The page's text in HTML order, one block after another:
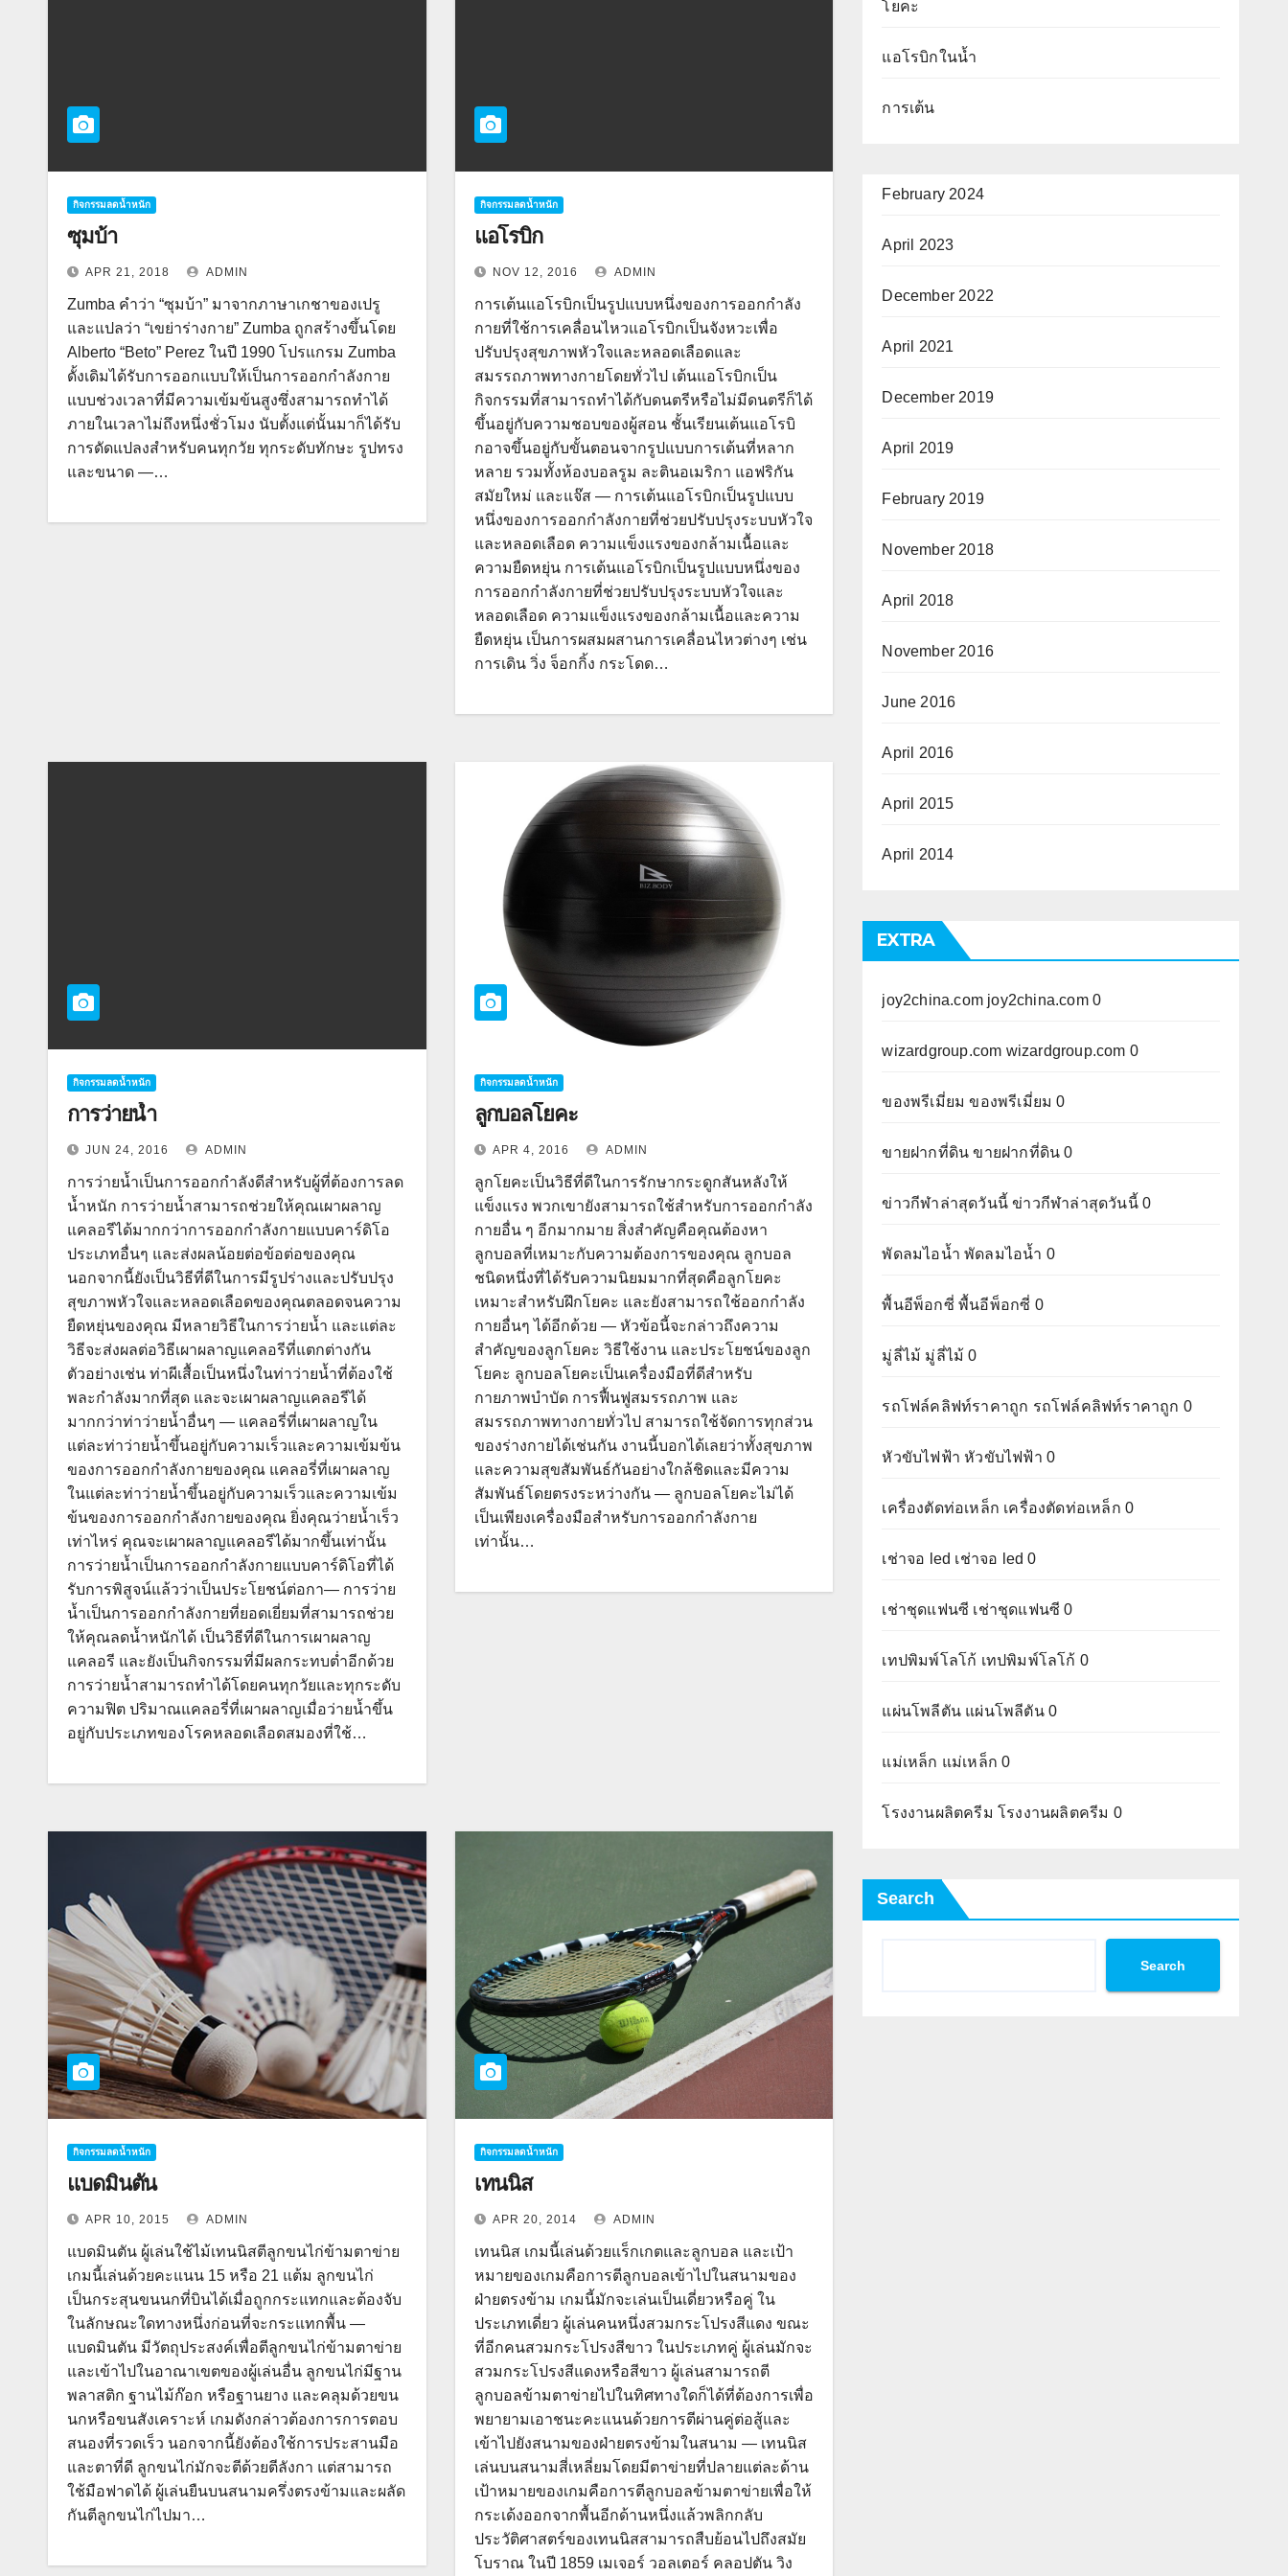
กิจกรรมลดน้ำหนัก
ซุมบ้า
APR 21, 2018 ADMIN
Zumba คำว่า “ซุมบ้า” มาจากภาษาเกชาของเปรู
และแปลว่า “เขย่าร่างกาย” Zumba ถูกสร้างขึ้นโดย
Alberto “Beto” Perez ในปี 1990 โปรแกรม Zumba
ดั้งเดิมได้รับการออกแบบให้เป็นการออกกำลังกาย
แบบช่วงเวลาที่มีความเข้มข้นสูงซึ่งสามารถทำได้
ภายในเวลาไม่ถึงหนึ่งชั่วโมง นับตั้งแต่นั้นมาก็ได้รับ
การดัดแปลงสำหรับคนทุกวัย ทุกระดับทักษะ รูปทรง
และขนาด —…
กิจกรรมลดน้ำหนัก
แอโรบิก
NOV 12, 2016 ADMIN
การเต้นแอโรบิกเป็นรูปแบบหนึ่งของการออกกำลัง
กายที่ใช้การเคลื่อนไหวแอโรบิกเป็นจังหวะเพื่อ
ปรับปรุงสุขภาพหัวใจและหลอดเลือดและ
สมรรถภาพทางกายโดยทั่วไป เต้นแอโรบิกเป็น
กิจกรรมที่สามารถทำได้กับดนตรีหรือไม่มีดนตรีก็ได้
ขึ้นอยู่กับความชอบของผู้สอน ชั้นเรียนเต้นแอโรบิ
กอาจขึ้นอยู่กับขั้นตอนจากรูปแบบการเต้นที่หลาก
หลาย รวมทั้งห้องบอลรูม ละตินอเมริกา แอฟริกัน
สมัยใหม่ และแจ๊ส — การเต้นแอโรบิกเป็นรูปแบบ
หนึ่งของการออกกำลังกายที่ช่วยปรับปรุงระบบหัวใจ
และหลอดเลือด ความแข็งแรงของกล้ามเนื้อและ
ความยืดหยุ่น การเต้นแอโรบิกเป็นรูปแบบหนึ่งของ
การออกกำลังกายที่ช่วยปรับปรุงระบบหัวใจและ
หลอดเลือด ความแข็งแรงของกล้ามเนื้อและความ
ยืดหยุ่น เป็นการผสมผสานการเคลื่อนไหวต่างๆ เช่น
การเดิน วิ่ง จ็อกกิ้ง กระโดด…
กิจกรรมลดน้ำหนัก
การว่ายน้ำ
JUN 24, 2016 ADMIN
การว่ายน้ำเป็นการออกกำลังดีสำหรับผู้ที่ต้องการลด
น้ำหนัก การว่ายน้ำสามารถช่วยให้คุณเผาผลาญ
แคลอรีได้มากกว่าการออกกำลังกายแบบคาร์ดิโอ
ประเภทอื่นๆ และส่งผลน้อยต่อข้อต่อของคุณ
นอกจากนี้ยังเป็นวิธีที่ดีในการมีรูปร่างและปรับปรุง
สุขภาพหัวใจและหลอดเลือดของคุณตลอดจนความ
ยืดหยุ่นของคุณ มีหลายวิธีในการว่ายน้ำ และแต่ละ
วิธีจะส่งผลต่อวิธีเผาผลาญแคลอรีที่แตกต่างกัน
ตัวอย่างเช่น ท่าผีเสื้อเป็นหนึ่งในท่าว่ายน้ำที่ต้องใช้
พละกำลังมากที่สุด และจะเผาผลาญแคลอรีได้
มากกว่าท่าว่ายน้ำอื่นๆ — แคลอรี่ที่เผาผลาญใน
แต่ละท่าว่ายน้ำขึ้นอยู่กับความเร็วและความเข้มข้น
ของการออกกำลังกายของคุณ แคลอรี่ที่เผาผลาญ
ในแต่ละท่าว่ายน้ำขึ้นอยู่กับความเร็วและความเข้ม
ข้นของการออกกำลังกายของคุณ ยิ่งคุณว่ายน้ำเร็ว
เท่าไหร่ คุณจะเผาผลาญแคลอรีได้มากขึ้นเท่านั้น
การว่ายน้ำเป็นการออกกำลังกายแบบคาร์ดิโอที่ได้
รับการพิสูจน์แล้วว่าเป็นประโยชน์ต่อกา— การว่าย
น้ำเป็นการออกกำลังกายที่ยอดเยี่ยมที่สามารถช่วย
ให้คุณลดน้ำหนักได้ เป็นวิธีที่ดีในการเผาผลาญ
แคลอรี และยังเป็นกิจกรรมที่มีผลกระทบต่ำอีกด้วย
การว่ายน้ำสามารถทำได้โดยคนทุกวัยและทุกระดับ
ความฟิต ปริมาณแคลอรี่ที่เผาผลาญเมื่อว่ายน้ำขึ้น
อยู่กับประเภทของโรคหลอดเลือดสมองที่ใช้…
กิจกรรมลดน้ำหนัก
ลูกบอลโยคะ
APR 4, 2016 ADMIN
ลูกโยคะเป็นวิธีที่ดีในการรักษากระดูกสันหลังให้
แข็งแรง พวกเขายังสามารถใช้สำหรับการออกกำลัง
กายอื่น ๆ อีกมากมาย สิ่งสำคัญคือคุณต้องหา
ลูกบอลที่เหมาะกับความต้องการของคุณ ลูกบอล
ชนิดหนึ่งที่ได้รับความนิยมมากที่สุดคือลูกโยคะ
เหมาะสำหรับฝึกโยคะ และยังสามารถใช้ออกกำลัง
กายอื่นๆ ได้อีกด้วย — หัวข้อนี้จะกล่าวถึงความ
สำคัญของลูกโยคะ วิธีใช้งาน และประโยชน์ของลูก
โยคะ ลูกบอลโยคะเป็นเครื่องมือที่ดีสำหรับ
กายภาพบำบัด การฟื้นฟูสมรรถภาพ และ
สมรรถภาพทางกายทั่วไป สามารถใช้จัดการทุกส่วน
ของร่างกายได้เช่นกัน งานนี้บอกได้เลยว่าทั้งสุขภาพ
และความสุขสัมพันธ์กันอย่างใกล้ชิดและมีความ
สัมพันธ์โดยตรงระหว่างกัน — ลูกบอลโยคะไม่ได้
เป็นเพียงเครื่องมือสำหรับการออกกำลังกาย
เท่านั้น…
กิจกรรมลดน้ำหนัก
แบดมินตัน
APR 10, 2015 ADMIN
แบดมินตัน ผู้เล่นใช้ไม้เทนนิสตีลูกขนไก่ข้ามตาข่าย
เกมนี้เล่นด้วยคะแนน 15 หรือ 21 แต้ม ลูกขนไก่
เป็นกระสุนขนนกที่บินได้เมื่อถูกกระแทกและต้องจับ
ในลักษณะใดทางหนึ่งก่อนที่จะกระแทกพื้น —
แบดมินตัน มีวัตถุประสงค์เพื่อตีลูกขนไก่ข้ามตาข่าย
และเข้าไปในอาณาเขตของผู้เล่นอื่น ลูกขนไก่มีฐาน
พลาสติก ฐานไม้ก๊อก หรือฐานยาง และคลุมด้วยขน
นกหรือขนสังเคราะห์ เกมดังกล่าวต้องการการตอบ
สนองที่รวดเร็ว นอกจากนี้ยังต้องใช้การประสานมือ
และตาที่ดี ลูกขนไก่มักจะตีด้วยตีลังกา แต่สามารถ
ใช้มือฟาดได้ ผู้เล่นยืนบนสนามครึ่งตรงข้ามและผลัด
กันตีลูกขนไก่ไปมา…
กิจกรรมลดน้ำหนัก
เทนนิส
APR 20, 2014 ADMIN
เทนนิส เกมนี้เล่นด้วยแร็กเกตและลูกบอล และเป้า
หมายของเกมคือการตีลูกบอลเข้าไปในสนามของ
ฝ่ายตรงข้าม เกมนี้มักจะเล่นเป็นเดี่ยวหรือคู่ ใน
ประเภทเดี่ยว ผู้เล่นคนหนึ่งสวมกระโปรงสีแดง ขณะ
ที่อีกคนสวมกระโปรงสีขาว ในประเภทคู่ ผู้เล่นมักจะ
สวมกระโปรงสีแดงหรือสีขาว ผู้เล่นสามารถตี
ลูกบอลข้ามตาข่ายไปในทิศทางใดก็ได้ที่ต้องการเพื่อ
พยายามเอาชนะคะแนนด้วยการตีผ่านคู่ต่อสู้และ
เข้าไปยังสนามของฝ่ายตรงข้ามในสนาม — เทนนิส
เล่นบนสนามสี่เหลี่ยมโดยมีตาข่ายที่ปลายแต่ละด้าน
เป้าหมายของเกมคือการตีลูกบอลข้ามตาข่ายเพื่อให้
กระเด้งออกจากพื้นอีกด้านหนึ่งแล้วพลิกกลับ
ประวัติศาสตร์ของเทนนิสสามารถสืบย้อนไปถึงสมัย
โบราณ ในปี 1859 เมเจอร์ วอลเตอร์ คลอปตัน วิง
โยคะ
แอโรบิกในน้ำ
การเต้น
February 2024
April 2023
December 2022
April 2021
December 2019
April 2019
February 2019
November 2018
April 2018
November 2016
June 2016
April 2016
April 2015
April 2014
EXTRA
joy2china.comjoy2china.com 0
wizardgroup.com wizardgroup.com 0
ของพรีเมี่ยม ของพรีเมี่ยม 0
ขายฝากที่ดิน ขายฝากที่ดิน 0
ข่าวกีฬาล่าสุดวันนี้ข่าวกีฬาล่าสุดวันนี้ 0
พัดลมไอน้ำ พัดลมไอน้ำ 0
พื้นอีพ็อกซี่ พื้นอีพ็อกซี่ 0
มู่ลี่ไม้ มู่ลี่ไม้ 0
รถโฟล์คลิฟท์ราคาถูก รถโฟล์คลิฟท์ราคาถูก 0
หัวขับไฟฟ้า หัวขับไฟฟ้า 0
เครื่องตัดท่อเหล็ก เครื่องตัดท่อเหล็ก 0
เช่าจอ led เช่าจอ led 0
เช่าชุดแฟนซี เช่าชุดแฟนซี 0
เทปพิมพ์โลโก้ เทปพิมพ์โลโก้ 0
แผ่นโพลีตันแผ่นโพลีตัน 0
แม่เหล็ก แม่เหล็ก 0
โรงงานผลิตครีม โรงงานผลิตครีม 0
Search
Search